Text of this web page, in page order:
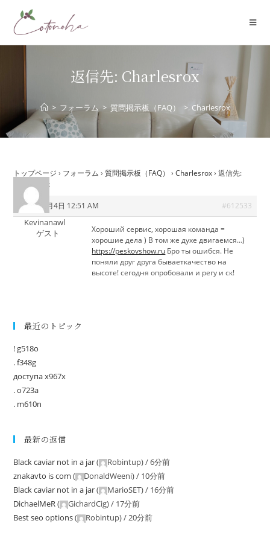
返信先: Charlesrox
> フォーラム > 質問掲示板（FAQ） > Charlesrox
トップページ › フォーラム › 質問掲示板（FAQ） › Charlesrox › 返信先:
Charlesrox
2026年6月4日 12:51 AM #612533
Kevinanawl
ゲスト
Хороший сервис, хорошая команда =
хорошие дела ) В том же духе двигаемся…)
https://peskovshow.ru Бро ты ошибся. Не
поняли друг друга бываеткачество на
высоте! сегодня опробовали и регу и ск!
最近のトピック
! g518o
. f348g
доступа x967x
. o723a
. m610n
最新の返信
Black caviar not in a jar( Robintup) /6分前
znakavto is com ( DonaldWeeni) / 10分前
Black caviar not in a jar( MarioSET) / 16分前
DichaelMeR( GichardCig) / 17分前
Best seo options( Robintup) /20分前